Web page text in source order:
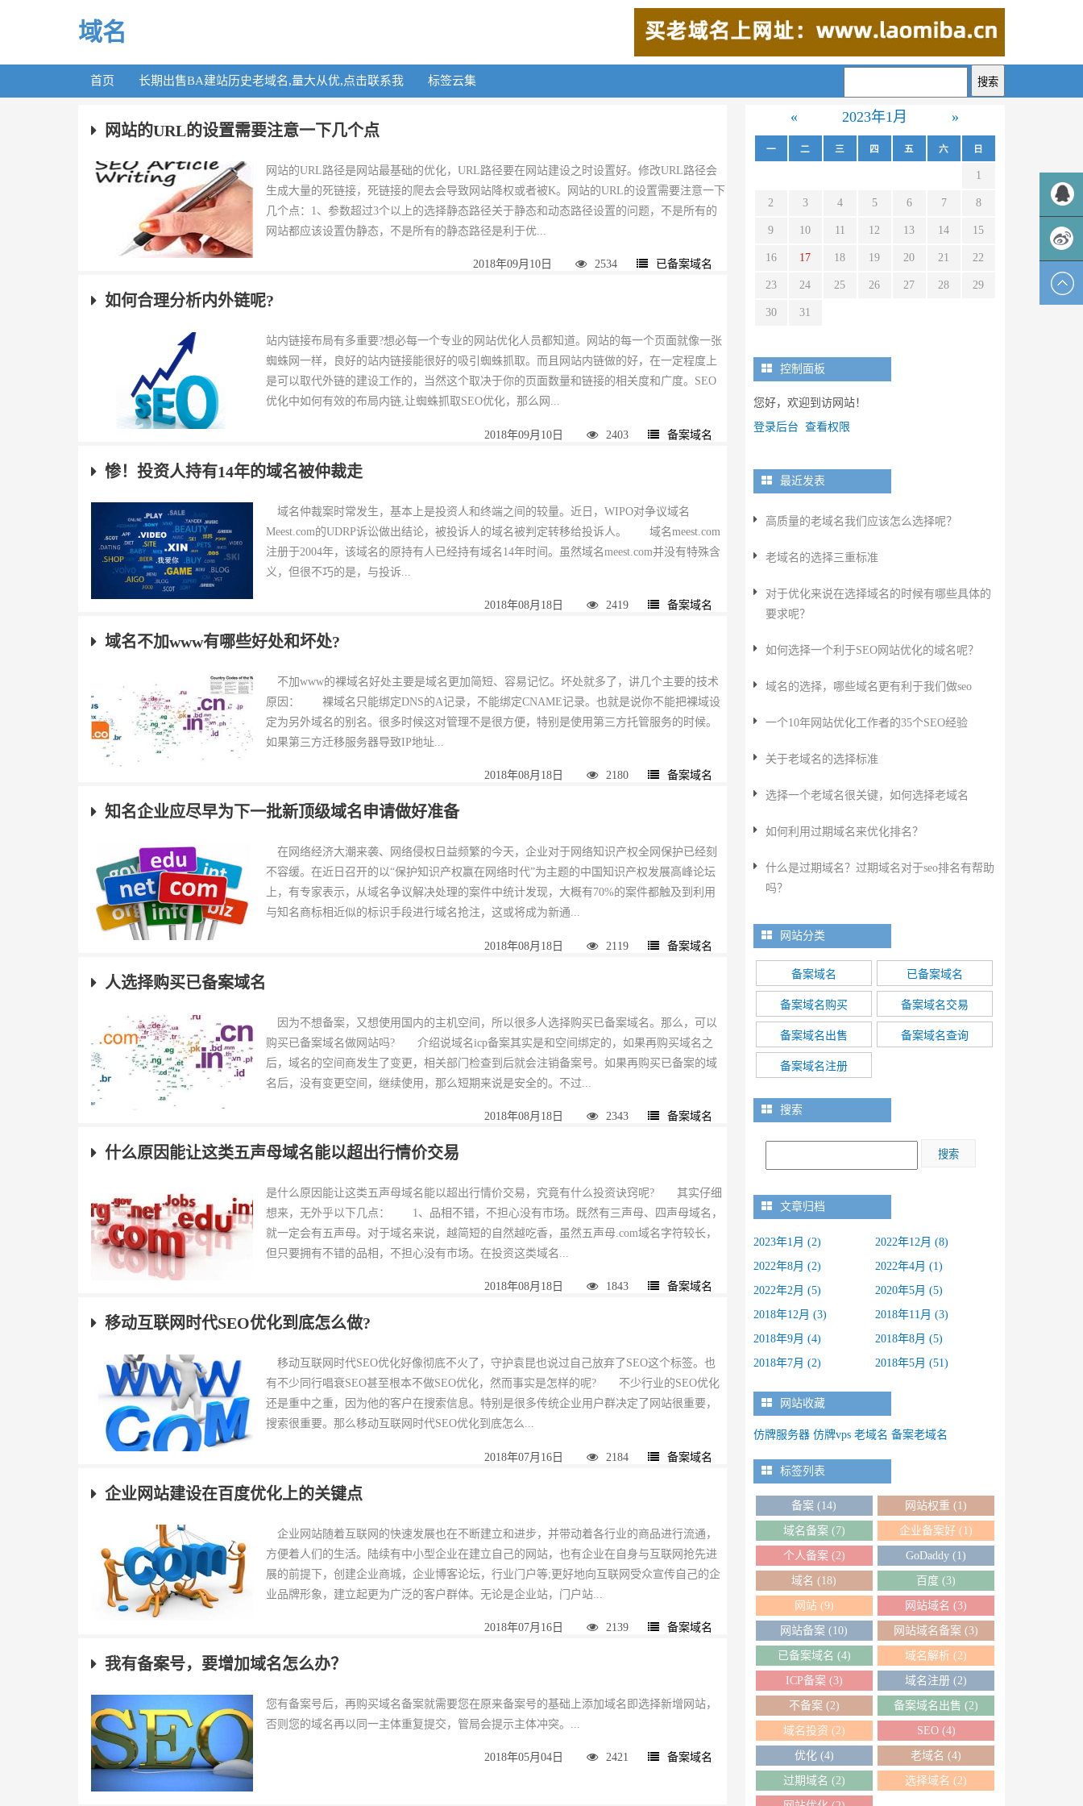
域名
首页 长期出售BA建站历史老域名,量大从优,点击联系我 标签云集
网站的URL的设置需要注意一下几个点
网站的URL路径是网站最基础的优化，URL路径要在网站建设之时设置好。修改URL路径会
生成大量的死链接，死链接的爬去会导致网站降权或者被K。网站的URL的设置需要注意一下
几个点：1、参数超过3个以上的选择静态路径关于静态和动态路径设置的问题，不是所有的
网站都应该设置伪静态，不是所有的静态路径是利于优...
2018年09月10日 2534 已备案域名
如何合理分析内外链呢?
站内链接布局有多重要?想必每一个专业的网站优化人员都知道。网站的每一个页面就像一张
蜘蛛网一样，良好的站内链接能很好的吸引蜘蛛抓取。而且网站内链做的好，在一定程度上
是可以取代外链的建设工作的，当然这个取决于你的页面数量和链接的相关度和广度。SEO
优化中如何有效的布局内链,让蜘蛛抓取SEO优化，那么网...
2018年09月10日 2403 备案域名
惨！投资人持有14年的域名被仲裁走
域名仲裁案时常发生，基本上是投资人和终端之间的较量。近日，WIPO对争议域名
Meest.com的UDRP诉讼做出结论，被投诉人的域名被判定转移给投诉人。 域名meest.com
注册于2004年，该域名的原持有人已经持有域名14年时间。虽然域名meest.com并没有特殊含
义，但很不巧的是，与投诉...
2018年08月18日 2419 备案域名
域名不加www有哪些好处和坏处?
不加www的裸域名好处主要是域名更加简短、容易记忆。坏处就多了，讲几个主要的技术
原因： 裸域名只能绑定DNS的A记录，不能绑定CNAME记录。也就是说你不能把裸域设
定为另外域名的别名。很多时候这对管理不是很方便，特别是使用第三方托管服务的时候。
如果第三方迁移服务器导致IP地址...
2018年08月18日 2180 备案域名
知名企业应尽早为下一批新顶级域名申请做好准备
在网络经济大潮来袭、网络侵权日益频繁的今天，企业对于网络知识产权全网保护已经刻
不容缓。在近日召开的以“保护知识产权赢在网络时代”为主题的中国知识产权发展高峰论坛
上，有专家表示，从域名争议解决处理的案件中统计发现，大概有70%的案件都触及到利用
与知名商标相近似的标识手段进行域名抢注，这或将成为新通...
2018年08月18日 2119 备案域名
人选择购买已备案域名
因为不想备案，又想使用国内的主机空间，所以很多人选择购买已备案域名。那么，可以
购买已备案域名做网站吗? 介绍说域名icp备案其实是和空间绑定的，如果再购买域名之
后，域名的空间商发生了变更，相关部门检查到后就会注销备案号。如果再购买已备案的域
名后，没有变更空间，继续使用，那么短期来说是安全的。不过...
2018年08月18日 2343 备案域名
什么原因能让这类五声母域名能以超出行情价交易
是什么原因能让这类五声母域名能以超出行情价交易，究竟有什么投资诀窍呢? 其实仔细
想来，无外乎以下几点： 1、品相不错，不担心没有市场。既然有三声母、四声母域名，
就一定会有五声母。对于域名来说，越简短的自然越吃香，虽然五声母.com域名字符较长，
但只要拥有不错的品相，不担心没有市场。在投资这类域名...
2018年08月18日 1843 备案域名
移动互联网时代SEO优化到底怎么做?
移动互联网时代SEO优化好像彻底不火了，守护袁昆也说过自己放弃了SEO这个标签。也
有不少同行唱衰SEO甚至根本不做SEO优化，然而事实是怎样的呢? 不少行业的SEO优化
还是重中之重，因为他的客户在搜索信息。特别是很多传统企业用户群决定了网站很重要，
搜索很重要。那么移动互联网时代SEO优化到底怎么...
2018年07月16日 2184 备案域名
企业网站建设在百度优化上的关键点
企业网站随着互联网的快速发展也在不断建立和进步，并带动着各行业的商品进行流通，
方便着人们的生活。陆续有中小型企业在建立自己的网站，也有企业在自身与互联网抢先进
展的前提下，创建企业商城，企业博客论坛，行业门户等;更好地向互联网受众宣传自己的企
业品牌形象，建立起更为广泛的客户群体。无论是企业站，门户站...
2018年07月16日 2139 备案域名
我有备案号，要增加域名怎么办？
您有备案号后，再购买域名备案就需要您在原来备案号的基础上添加域名即选择新增网站，
否则您的域名再以同一主体重复提交，管局会提示主体冲突。...
2018年05月04日 2421 备案域名
« 2023年1月 »
一 二 三 四 五 六 日
1
2 3 4 5 6 7 8
9 10 11 12 13 14 15
16 17 18 19 20 21 22
23 24 25 26 27 28 29
30 31
控制面板
您好，欢迎到访网站！
登录后台 查看权限
最近发表
高质量的老域名我们应该怎么选择呢？
老域名的选择三重标准
对于优化来说在选择域名的时候有哪些具体的
要求呢？
如何选择一个利于SEO网站优化的域名呢？
域名的选择，哪些域名更有利于我们做seo
一个10年网站优化工作者的35个SEO经验
关于老域名的选择标准
选择一个老域名很关键，如何选择老域名
如何利用过期域名来优化排名？
什么是过期域名？过期域名对于seo排名有帮助
吗？
网站分类
备案域名 已备案域名
备案域名购买 备案域名交易
备案域名出售 备案域名查询
备案域名注册
搜索
文章归档
2023年1月 (2)
2022年12月 (8)
2022年8月 (2)
2022年4月 (1)
2022年2月 (5)
2020年5月 (5)
2018年12月 (3)
2018年11月 (3)
2018年9月 (4)
2018年8月 (5)
2018年7月 (2)
2018年5月 (51)
网站收藏
仿牌服务器 仿牌vps 老域名 备案老域名
标签列表
备案 (14) 网站权重 (1)
域名备案(7) 企业备案好 (1)
个人备案(2) GoDaddy (1)
域名 (18) 百度 (3)
网站(9) 网站域名 (3)
网站备案 (10) 网站域名备案 (3)
已备案域名 (4) 域名解析 (2)
ICP备案(3) 域名注册 (2)
不备案(2) 备案域名出售 (2)
域名投资 (2) SEO(4)
优化(4) 老域名 (4)
过期域名 (2) 选择域名 (2)
QQ客服
新浪微